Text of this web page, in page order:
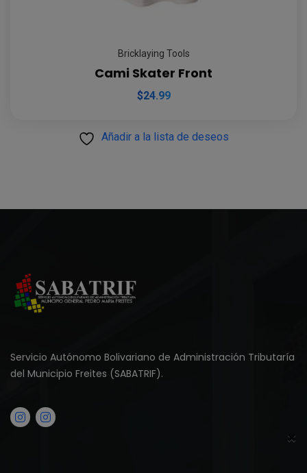
Bricklaying Tools
Cami Skater Front
$24.99
Añadir a la lista de deseos
Servicio Autónomo Bolivariano de Administración Tributaría
del Municipio Freites (SABATRIF).
×